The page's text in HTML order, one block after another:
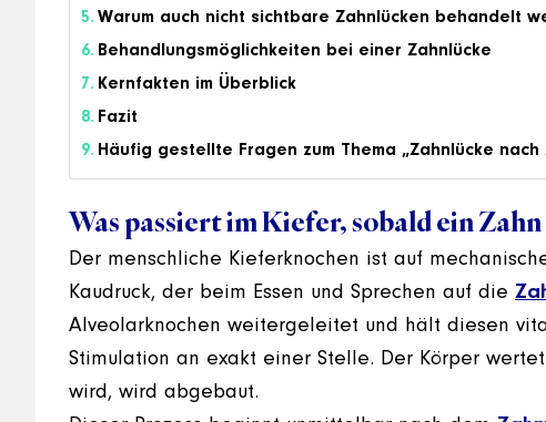
Warum auch nicht sichtbare Zahnlücken behandelt
Behandlungsmöglichkeiten bei einer Zahnlücke
Kernfakten im Überblick
Fazit
Häufig gestellte Fragen zum Thema „Zahnlücke nach
Was passiert im Kiefer, sobald ein
Der menschliche Kieferknochen ist auf
Kaudruck, der beim Essen und Sprechen auf die
Alveolarknochen weitergeleitet und hält diesen
Stimulation an exakt einer Stelle. Der Körper
wird, wird abgebaut.